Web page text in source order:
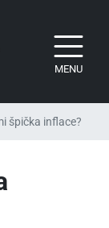
MENU
špička inflace?